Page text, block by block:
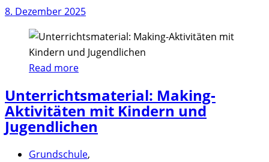
8. Dezember 2025
Read more
Unterrichtsmaterial: Making-
Aktivitäten mit Kindern und
Jugendlichen
Grundschule,